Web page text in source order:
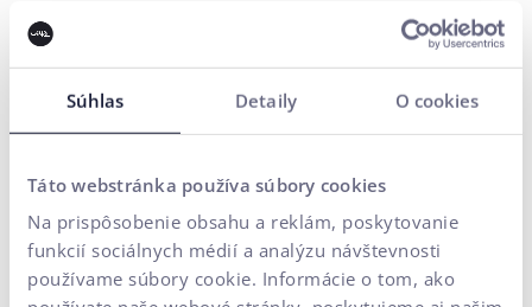
Súhlas Detaily O cookies
Táto webstránka používa súbory cookies
Na prispôsobenie obsahu a reklám, poskytovanie
funkcií sociálnych médií a analýzu návštevnosti
používame súbory cookie. Informácie o tom, ako
Inovujte bezpečne vďaka
Umelá inteligencia dnes dokáže výrazne zrýchliť tvorbu e-
pochopenia zákazníka však firmy často skončia pri
priemerných riešeniach.
Ak sa chcete odlíšiť, potrebujete kvalitný zákaznícky
výskum.
Jeho cieľom nie je len merať spokojnosť